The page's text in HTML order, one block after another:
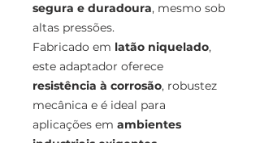
segura e duradoura, mesmo sob
altas pressões.
Fabricado em latão niquelado,
este adaptador oferece
resistência à corrosão, robustez
mecânica e é ideal para
aplicações em ambientes